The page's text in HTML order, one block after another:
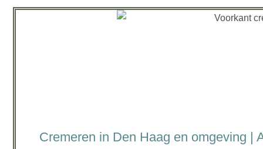
Cremeren in Den Haag en omgeving |